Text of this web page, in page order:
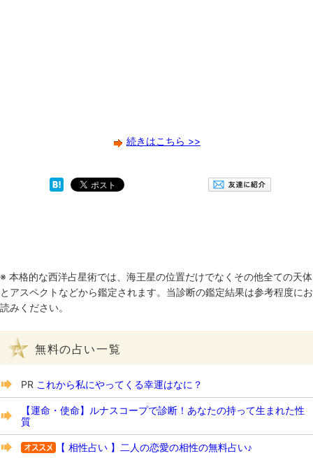
続きはこちら >>
※ 本格的な西洋占星術では、海王星の位置だけでなくその他全ての天体
とアスペクトなどから鑑定されます。当診断の鑑定結果は参考程度にお
読みください。
無料の占い一覧
PR これから私にやってくる幸運はなに？
【運命・使命】ルナスコープで診断！あなたの持って生まれた性
質
【 相性占い 】二人の恋愛の相性の無料占い♪